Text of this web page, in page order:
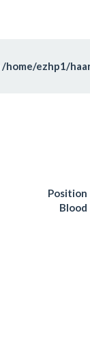
/home/ezhp1/
Position
Blood